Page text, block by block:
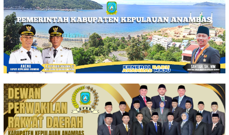
Loncat
ke
konten